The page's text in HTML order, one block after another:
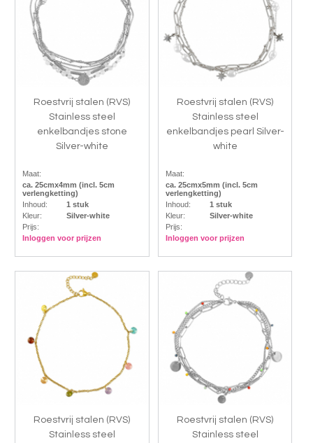
Roestvrij stalen (RVS)
Stainless steel
enkelbandjes stone
Silver-white
Maat:
ca. 25cmx4mm (incl. 5cm
verlengketting)
Inhoud:
1 stuk
Kleur:
Silver-white
Prijs:
Inloggen voor prijzen
Roestvrij stalen (RVS)
Stainless steel
enkelbandjes pearl Silver-
white
Maat:
ca. 25cmx5mm (incl. 5cm
verlengketting)
Inhoud:
1 stuk
Kleur:
Silver-white
Prijs:
Inloggen voor prijzen
Roestvrij stalen (RVS)
Stainless steel
Roestvrij stalen (RVS)
Stainless steel